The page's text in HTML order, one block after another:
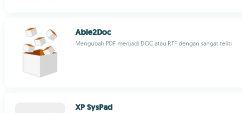
Able2Doc
Mengubah PDF menjadi DOC atau RTF dengan sangat teliti
XP SysPad